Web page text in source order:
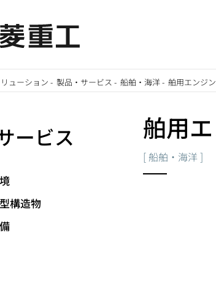
ューション -製品・サービス -船舶・海洋-舶用エンジ
舶用
[船舶・海洋 ]
ービス
構造物